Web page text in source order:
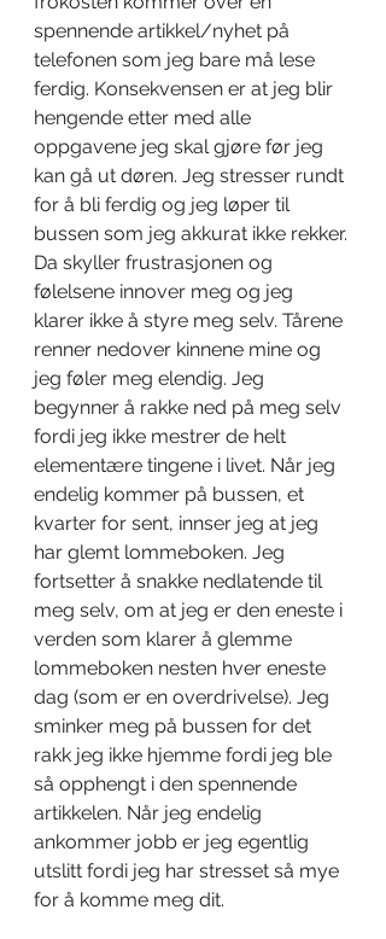
spennende artikkel/nyhet på
telefonen som jeg bare må lese
ferdig. Konsekvensen er at jeg blir
hengende etter med alle
oppgavene jeg skal gjøre før jeg
kan gå ut døren. Jeg stresser rundt
for å bli ferdig og jeg løper til
bussen som jeg akkurat ikke rekker.
Da skyller frustrasjonen og
følelsene innover meg og jeg
klarer ikke å styre meg selv. Tårene
renner nedover kinnene mine og
jeg føler meg elendig. Jeg
begynner å rakke ned på meg selv
fordi jeg ikke mestrer de helt
elementære tingene i livet. Når jeg
endelig kommer på bussen, et
kvarter for sent, innser jeg at jeg
har glemt lommeboken. Jeg
fortsetter å snakke nedlatende til
meg selv, om at jeg er den eneste i
verden som klarer å glemme
lommeboken nesten hver eneste
dag (som er en overdrivelse). Jeg
sminker meg på bussen for det
rakk jeg ikke hjemme fordi jeg ble
så opphengt i den spennende
artikkelen. Når jeg endelig
ankommer jobb er jeg egentlig
utslitt fordi jeg har stresset så mye
for å komme meg dit.